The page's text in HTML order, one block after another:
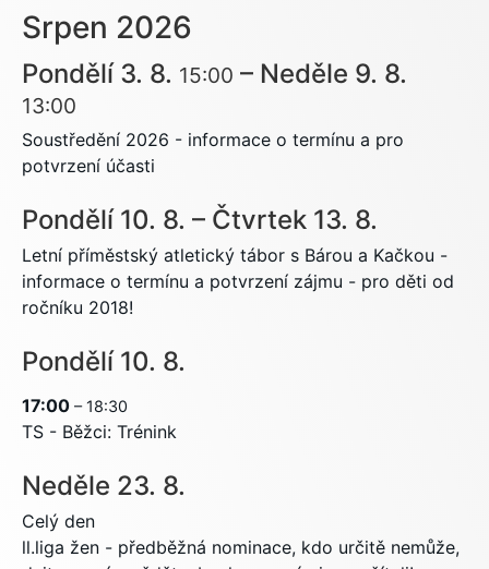
Srpen 2026
Pondělí 3. 8. 15:00 – Neděle 9. 8.
13:00
Soustředění 2026 - informace o termínu a pro
potvrzení účasti
Pondělí 10. 8. – Čtvrtek 13. 8.
Letní příměstský atletický tábor s Bárou a Kačkou -
informace o termínu a potvrzení zájmu - pro děti od
ročníku 2018!
Pondělí 10. 8.
17:00 – 18:30
TS - Běžci: Trénink
Neděle 23. 8.
Celý den
ll.liga žen - předběžná nominace, kdo určitě nemůže,